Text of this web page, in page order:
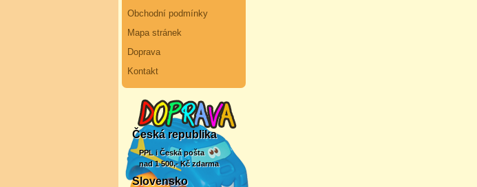
Obchodní podmínky
Mapa stránek
Doprava
Kontakt
Česká republika
PPL i Česká pošta
nad 1 500,- Kč zdarma
Slovensko